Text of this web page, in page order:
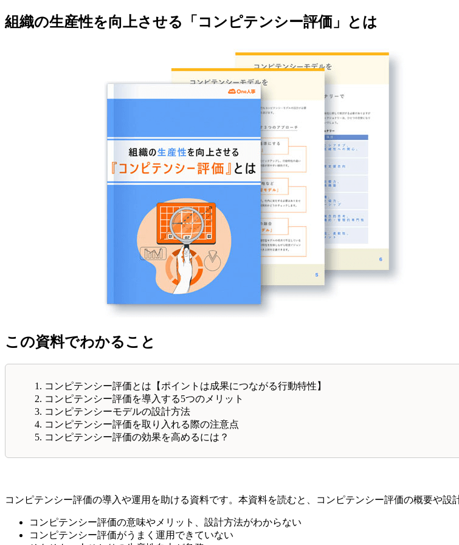
組織の生産性を向上させる「コンピテンシー評価」とは
この資料でわかること
コンピテンシー評価とは【ポイントは成果につながる行動特性】
コンピテンシー評価を導入する5つのメリット
コンピテンシーモデルの設計方法
コンピテンシー評価を取り入れる際の注意点
コンピテンシー評価の効果を高めるには？
コンピテンシー評価の導入や運用を助ける資料です。本資料を読むと、コンピテンシー評価の概要や
コンピテンシー評価の意味やメリット、設計方法がわからない
コンピテンシー評価がうまく運用できていない